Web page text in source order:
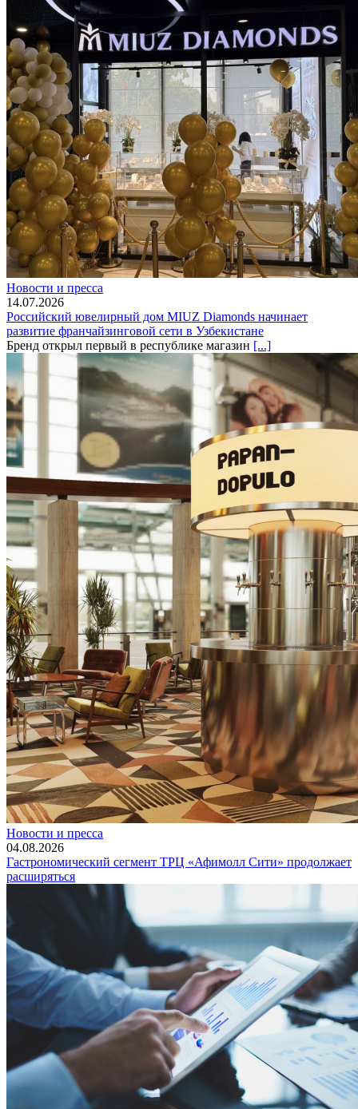
Новости и пресса
14.07.2026
Российский ювелирный дом MIUZ Diamonds начинает
развитие франчайзинговой сети в Узбекистане
Бренд открыл первый в республике магазин [...]
Новости и пресса
04.08.2026
Гастрономический сегмент ТРЦ «Афимолл Сити» продолжает
расширяться